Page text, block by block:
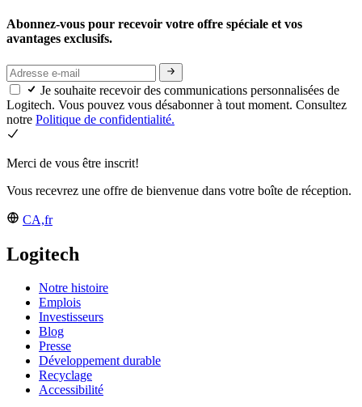
Abonnez-vous pour recevoir votre offre spéciale et vos
avantages exclusifs.
Je souhaite recevoir des communications personnalisées de
Logitech. Vous pouvez vous désabonner à tout moment. Consultez
notre Politique de confidentialité.
Merci de vous être inscrit!
Vous recevrez une offre de bienvenue dans votre boîte de réception.
CA,fr
Logitech
Notre histoire
Emplois
Investisseurs
Blog
Presse
Développement durable
Recyclage
Accessibilité